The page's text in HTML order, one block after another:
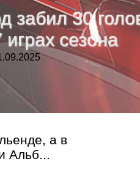
30
сезона
а в
Альб...